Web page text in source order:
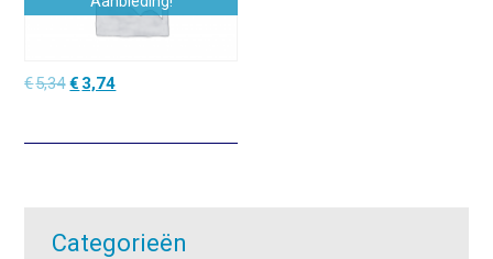
€5,34Oorspronkelijke
€5,34.
€ 3,74Huidige
€3,74.
Categorieën